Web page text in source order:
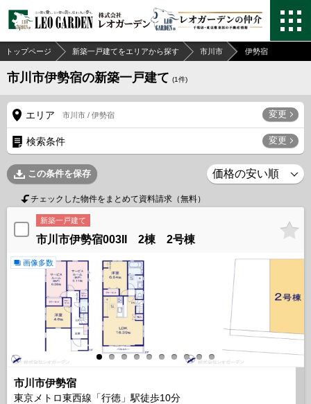
トップページ 新築一戸建てをエリアから探す 市川市 伊勢宿
市川市伊勢宿の新築一戸建て (1件)
エリア 市川市 / 伊勢宿 変更
検索条件 変更
この条件を保存
チェックした物件をまとめて資料請求（無料）
新築一戸建て
市川市伊勢宿003II 2棟 2号棟
画像多数
市川市伊勢宿
東京メトロ東西線「行徳」駅徒歩10分